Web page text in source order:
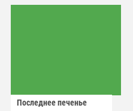
Последнее печенье